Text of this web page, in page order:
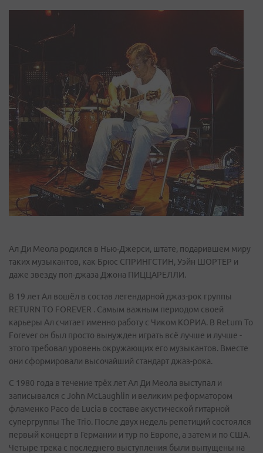
Ал Ди Меола родился в Нью-Джерси, штате, подарившем миру
таких музыкантов, как Брюс СПРИНГСТИН, Уэйн ШОРТЕР и
даже звезду поп-джаза Джона ПИЦЦАРЕЛЛИ.
В 19 лет Ал вошёл в состав легендарной джаз-рок группы
RETURN TO FOREVER . Самым важным периодом своей
карьеры Ал считает именно работу с Чиком КОРИА. В Return To
Forever он был просто вынужден играть всё лучше и лучше -
этого требовал уровень окружающих его музыкантов. Вместе
они сформировали высочайший стандарт джаз-рока.
С 1980 года в течение трёх лет Ал Ди Меола выступал и
записывался с John McLaughlin и великим реформатором
фламенко Paco de Lucia в составе акустической гитарной
супергруппы The Trio. После двух недель репетиций состоялся
первый концерт в Германии и тур по Европе, а затем и по США.
Четыре трека с последнего выступления были выпущены на